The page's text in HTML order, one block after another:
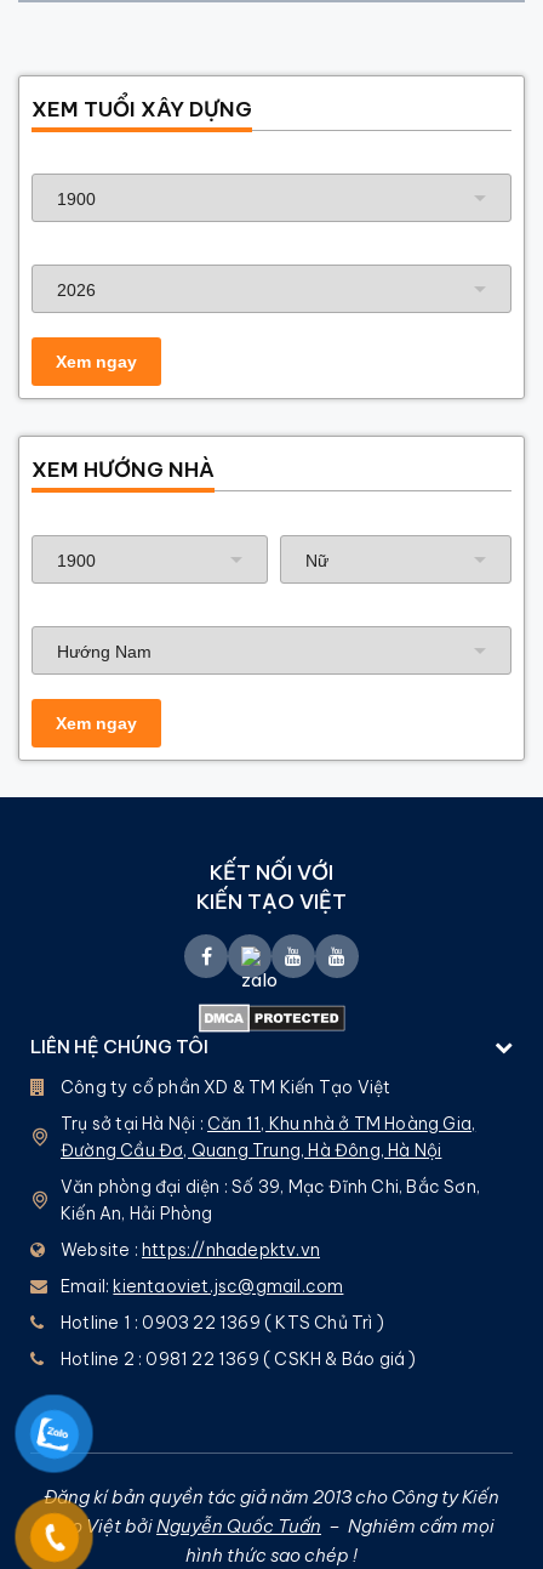
XEM TUỔI XÂY DỰNG
XEM HƯỚNG NHÀ
KẾT NỐI VỚI
KIẾN TẠO VIỆT
LIÊN HỆ CHÚNG TÔI
Công ty cổ phần XD & TM Kiến Tạo Việt
Trụ sở tại Hà Nội : Căn 11, Khu nhà ở TM Hoàng Gia,
Đường Cầu Đơ, Quang Trung, Hà Đông, Hà Nội
Văn phòng đại diện : Số 39, Mạc Đĩnh Chi, Bắc Sơn,
Kiến An, Hải Phòng
Website : https://nhadepktv.vn
Email:kientaoviet.jsc@gmail.com
Hotline 1 : 0903 22 1369 ( KTS Chủ Trì )
Hotline 2 : 0981 22 1369 ( CSKH & Báo giá )
Đăng kí bản quyền tác giả năm 2013 cho Công ty Kiến
Tạo Việt bởiNguyễn Quốc Tuấn – Nghiêm cấm mọi
hình thức sao chép !